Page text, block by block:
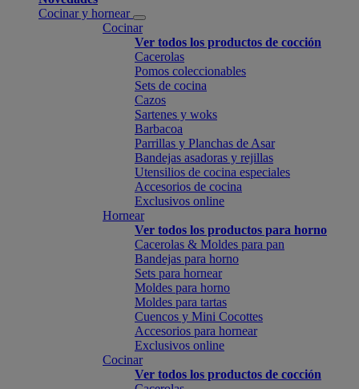
Cocinar y hornear
Cocinar
Ver todos los productos de cocción
Cacerolas
Pomos coleccionables
Sets de cocina
Cazos
Sartenes y woks
Barbacoa
Parrillas y Planchas de Asar
Bandejas asadoras y rejillas
Utensilios de cocina especiales
Accesorios de cocina
Exclusivos online
Hornear
Ver todos los productos para horno
Cacerolas & Moldes para pan
Bandejas para horno
Sets para hornear
Moldes para horno
Moldes para tartas
Cuencos y Mini Cocottes
Accesorios para hornear
Exclusivos online
Cocinar
Ver todos los productos de cocción